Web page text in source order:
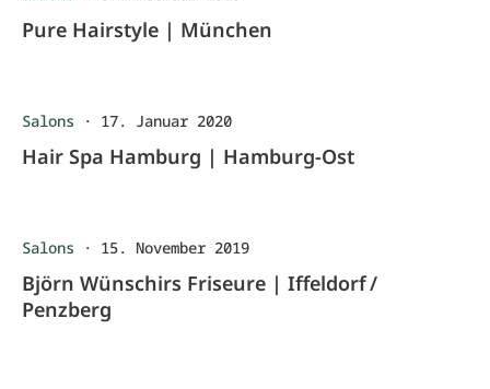
Pure Hairstyle | München
Salons · 17. Januar 2020
Hair Spa Hamburg | Hamburg-Ost
Salons · 15. November 2019
Björn Wünschirs Friseure | Iffeldorf /
Penzberg